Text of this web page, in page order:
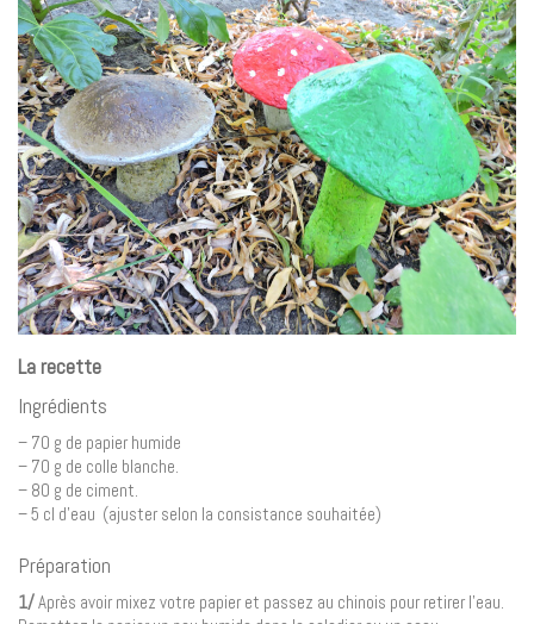
La recette
Ingrédients
– 70 g de papier humide
– 70 g de colle blanche.
– 80 g de ciment.
– 5 cl d’eau (ajuster selon la consistance souhaitée)
Préparation
1/Après avoir mixez votre papier et passez au chinois pour retirer l’eau.